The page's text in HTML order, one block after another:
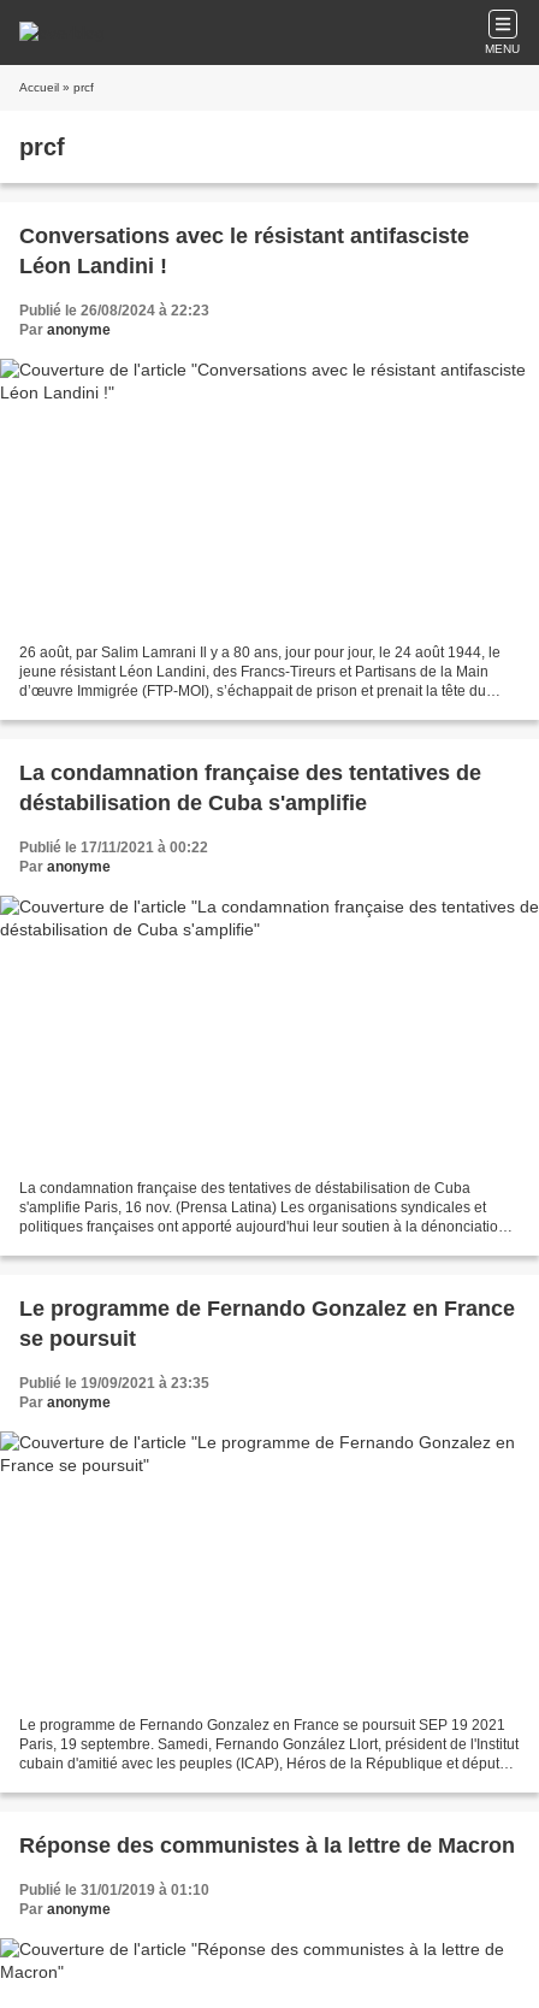
MENU
Accueil » prcf
prcf
Conversations avec le résistant antifasciste
Léon Landini !
Publié le 26/08/2024 à 22:23
Par anonyme
26 août, par Salim Lamrani Il y a 80 ans, jour pour jour, le 24 août 1944, le
jeune résistant Léon Landini, des Francs-Tireurs et Partisans de la Main
d’œuvre Immigrée (FTP-MOI), s’échappait de prison et prenait la tête du
La condamnation française des tentatives de
déstabilisation de Cuba s'amplifie
Publié le 17/11/2021 à 00:22
Par anonyme
La condamnation française des tentatives de déstabilisation de Cuba
s'amplifie Paris, 16 nov. (Prensa Latina) Les organisations syndicales et
politiques françaises ont apporté aujourd'hui leur soutien à la dénonciation
Le programme de Fernando Gonzalez en France
se poursuit
Publié le 19/09/2021 à 23:35
Par anonyme
Le programme de Fernando Gonzalez en France se poursuit SEP 19 2021
Paris, 19 septembre. Samedi, Fernando González Llort, président de l'Institut
cubain d'amitié avec les peuples (ICAP), Héros de la République et député
Réponse des communistes à la lettre de Macron
Publié le 31/01/2019 à 01:10
Par anonyme